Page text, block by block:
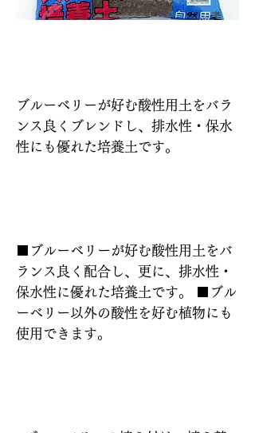
ブルーベリーが好む酸性用土をバラ
ンス良くブレンドし、排水性・保水
性にも優れた培養土です。
■ブルーベリーが好む酸性用土をバ
ランス良く配合し、更に、排水性・
保水性に優れた培養土です。 ■ブル
ーベリー以外の酸性を好む植物にも
使用できます。